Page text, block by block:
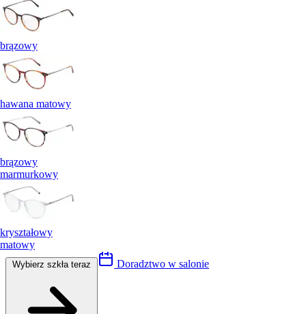
brązowy
hawana matowy
brązowy
marmurkowy
kryształowy
matowy
Doradztwo w salonie